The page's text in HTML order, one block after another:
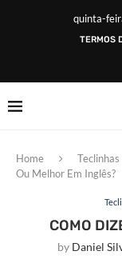
quinta-
TERMOS
Home
Ou Melhor Em Inglês?
COMO
by Daniel